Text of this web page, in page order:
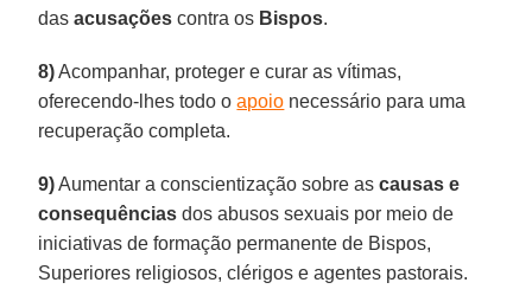
dasacusações contra os Bispos.
8)Acompanhar, proteger e curar as vítimas,
oferecendo-lhes todo oapoio necessário para uma
recuperação completa.
9)Aumentar a conscientização sobre ascausas e
consequências dos abusos sexuais por meio de
iniciativas de formação permanente de Bispos,
Superiores religiosos, clérigos e agentes pastorais.